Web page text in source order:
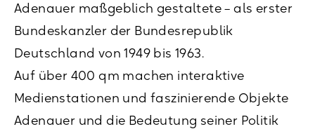
Adenauer maßgeblich gestaltete – als erster
Bundeskanzler der Bundesrepublik
Deutschland von 1949 bis 1963.
Auf über 400 qm machen interaktive
Medienstationen und faszinierende Objekte
Adenauer und die Bedeutung seiner Politik